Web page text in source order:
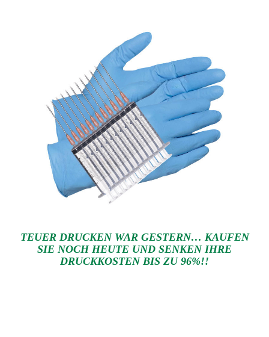
TEUER DRUCKEN WAR GESTERN… KAUFEN
SIE NOCH HEUTE UND SENKEN IHRE
DRUCKKOSTEN BIS ZU 96%!!